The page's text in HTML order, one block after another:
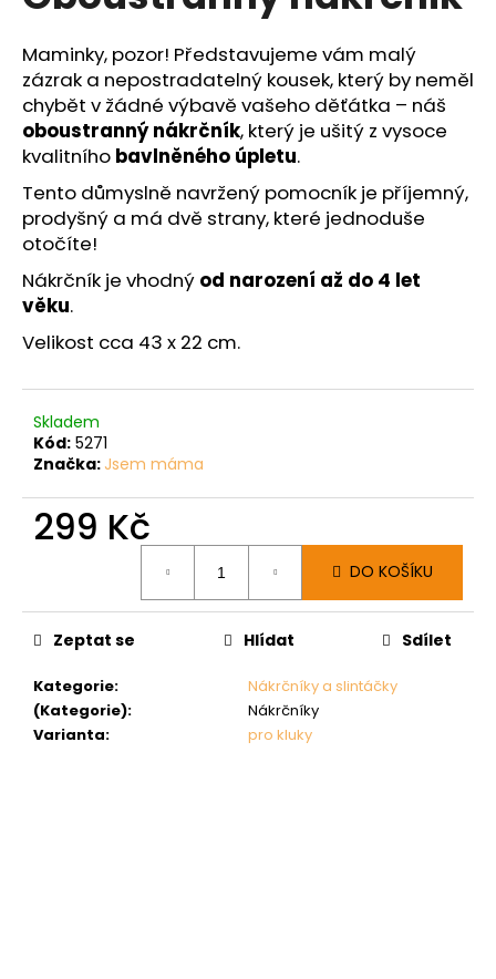
z
5
hvězdiček.
Maminky, pozor! Představujeme vám malý
zázrak a nepostradatelný kousek, který by neměl
chybět v žádné výbavě vašeho děťátka – náš
oboustranný nákrčník, který je ušitý z vysoce
kvalitního bavlněného úpletu.
Tento důmyslně navržený pomocník je příjemný,
prodyšný a má dvě strany, které jednoduše
otočíte!
Nákrčník je vhodný od narození až do 4 let
věku.
Velikost cca 43 x 22 cm.
Skladem
Kód: 5271
Značka: Jsem máma
299 Kč
DO KOŠÍKU
Kategorie:
Nákrčníky a slintáčky
(Kategorie):
Nákrčníky
Varianta: pro kluky
Zeptat se Hlídat Sdílet
j
e
m
e